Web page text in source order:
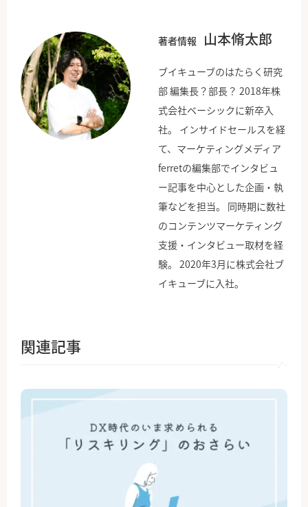
著者情報 山本脩太郎
ブイキューブのはたらく研究
部 編集長？部長？ 2018年株
式会社ベーシックに新卒入
社。 インサイドセールスを経
て、マーケティングメディア
ferretの編集部でインタビュ
ー記事を中心とした企画・執
筆などを担当。 同時期に数社
のコンテンツマーケティング
支援・インタビュー取材を経
験。 2020年3月に株式会社ブ
イキューブに入社。
関連記事